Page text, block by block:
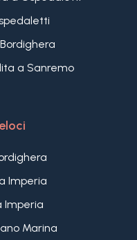
a Sanremo
Imperia
Imperia
Marina